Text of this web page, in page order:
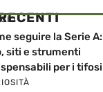
seguire la Serie A:
siti e strumenti
per i tifosi